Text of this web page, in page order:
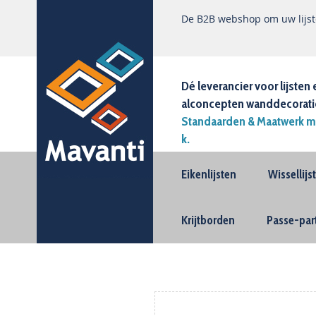
De B2B webshop om uw
Dé leverancier voor lijsten
alconcepten
Standaarden & Maatwerk
k.
Eikenlijsten
Krijtborden Passe-